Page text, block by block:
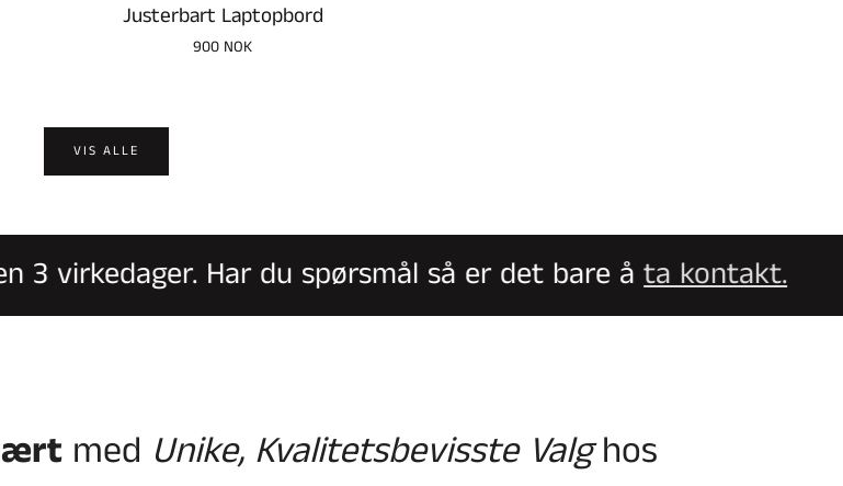
Justerbart Laptopbord
Vanlig
900 NOK
VIS ALLE
Har du spørsmål så er det bare åta kontakt.
med Unike, Kvalitetsbevisste Valghos